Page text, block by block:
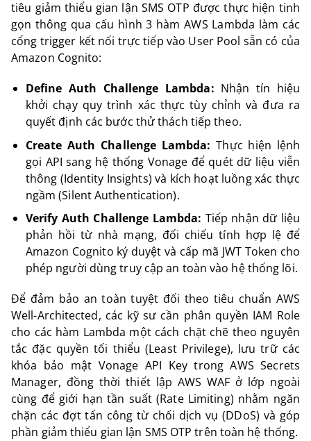
tiêu giảm thiểu gian lận SMS OTP được thực hiện tinh
gọn thông qua cấu hình 3 hàm AWS Lambda làm các
cổng trigger kết nối trực tiếp vào User Pool sẵn có của
Amazon Cognito:
Define Auth Challenge Lambda: Nhận tín hiệu
khởi chạy quy trình xác thực tùy chỉnh và đưa ra
quyết định các bước thử thách tiếp theo.
Create Auth Challenge Lambda: Thực hiện lệnh
gọi API sang hệ thống Vonage để quét dữ liệu viễn
thông (Identity Insights) và kích hoạt luồng xác thực
ngầm (Silent Authentication).
Verify Auth Challenge Lambda: Tiếp nhận dữ liệu
phản hồi từ nhà mạng, đối chiếu tính hợp lệ để
Amazon Cognito ký duyệt và cấp mã JWT Token cho
phép người dùng truy cập an toàn vào hệ thống lõi.
Để đảm bảo an toàn tuyệt đối theo tiêu chuẩn AWS
Well-Architected, các kỹ sư cần phân quyền IAM Role
cho các hàm Lambda một cách chặt chẽ theo nguyên
tắc đặc quyền tối thiểu (Least Privilege), lưu trữ các
khóa bảo mật Vonage API Key trong AWS Secrets
Manager, đồng thời thiết lập AWS WAF ở lớp ngoài
cùng để giới hạn tần suất (Rate Limiting) nhằm ngăn
chặn các đợt tấn công từ chối dịch vụ (DDoS) và góp
phần giảm thiểu gian lận SMS OTP trên toàn hệ thống.